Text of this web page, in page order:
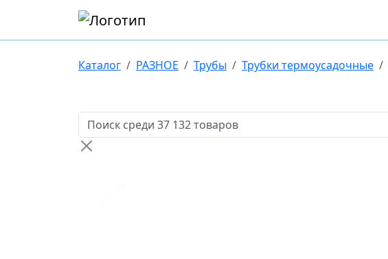
Каталог РАЗНОЕ Трубы Трубки термоусадочные
Поиск товаров по названию или артикулу